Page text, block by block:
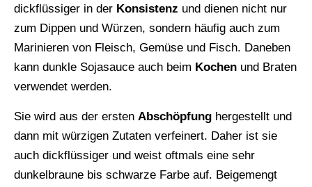
dickflüssiger in der Konsistenz und dienen nicht nur
zum Dippen und Würzen, sondern häufig auch zum
Marinieren von Fleisch, Gemüse und Fisch. Daneben
kann dunkle Sojasauce auch beim Kochen und Braten
verwendet werden.
Sie wird aus der ersten Abschöpfung hergestellt und
dann mit würzigen Zutaten verfeinert. Daher ist sie
auch dickflüssiger und weist oftmals eine sehr
dunkelbraune bis schwarze Farbe auf. Beigemengt